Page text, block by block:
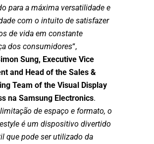
para a máxima versatilidade e
com o intuito de satisfazer
de vida em constante
dos consumidores“,
Sung, Executive Vice
and Head of the Sales &
Team of the Visual Display
na Samsung Electronics.
de espaço e formato, o
é um dispositivo divertido
que pode ser utilizado da